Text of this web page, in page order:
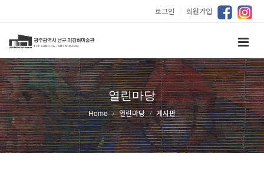
로그인 ｜ 회원가입
열린마당
Home 열린마당 게시판